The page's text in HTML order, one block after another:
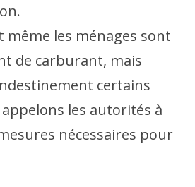
les ménages sont
de carburant, mais
certains
les autorités à
nécessaires pour